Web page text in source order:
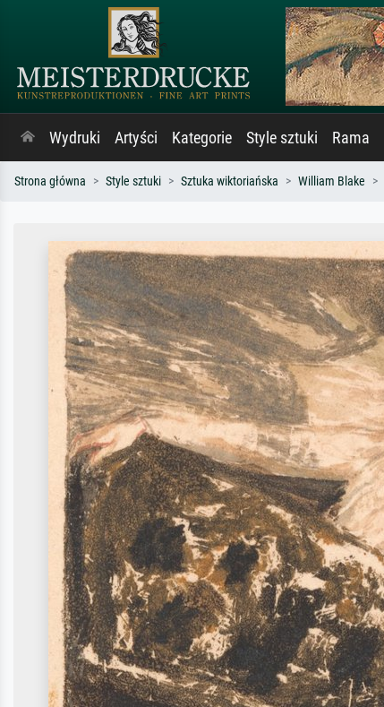
Wydruki Artyści Kategorie Style sztuki Rama
Strona główna Style sztuki Sztuka wiktoriańska William Blake